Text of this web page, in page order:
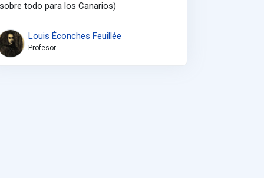
todo para los Canarios)
Louis Éconches Feuillée
Profesor